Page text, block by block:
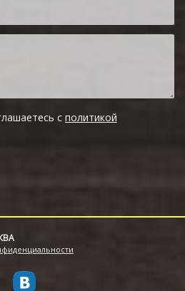
с политикой